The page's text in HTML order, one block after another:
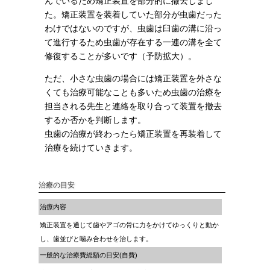
た。矯正装置を装着していた部分が虫歯だった
わけではないのですが、虫歯は臼歯の溝に沿っ
て進行するため虫歯が存在する一連の溝を全て
修復することが多いです（予防拡大）。
ただ、小さな虫歯の場合には矯正装置を外さな
くても治療可能なことも多いため虫歯の治療を
担当される先生と連絡を取り合って装置を撤去
するか否かを判断します。
虫歯の治療が終わったら矯正装置を再装着して
治療を続けていきます。
治療の目安
治療内容
矯正装置を通じて歯やアゴの骨に力をかけてゆっくりと動か
し、歯並びと噛み合わせを治します。
一般的な治療費総額の目安(自費)